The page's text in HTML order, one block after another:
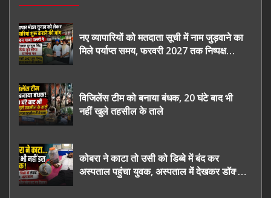
नए व्यापारियों को मतदाता सूची में नाम जुड़वाने का
मिले पर्याप्त समय, फरवरी 2027 तक निष्पक्ष
विजिलेंस टीम को बनाया बंधक, 20 घंटे बाद भी
नहीं खुले तहसील के ताले
कोबरा ने काटा तो उसी को डिब्बे में बंद कर
अस्पताल पहुंचा युवक, अस्पताल में देखकर डॉक्टर